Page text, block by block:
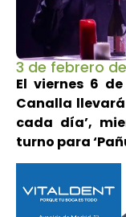
3 de febrero
El viernes 6
Canalla
cada día’,
turno para